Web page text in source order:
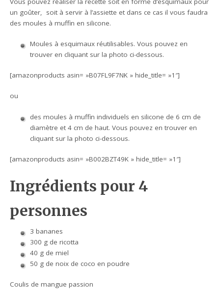
un goûter, soit à servir à l’assiette et dans ce cas il vous faudra
des moules à muffin en silicone.
Moules à esquimaux réutilisables. Vous pouvez en
trouver en cliquant sur la photo ci-dessous.
[amazonproducts asin= »B07FL9F7NK » hide_title= »1″]
ou
des moules à muffin individuels en silicone de 6 cm de
diamètre et 4 cm de haut. Vous pouvez en trouver en
cliquant sur la photo ci-dessous.
[amazonproducts asin= »B002BZT49K » hide_title= »1″]
Ingrédients pour 4
personnes
3 bananes
300 g de ricotta
40 g de miel
50 g de noix de coco en poudre
Coulis de mangue passion